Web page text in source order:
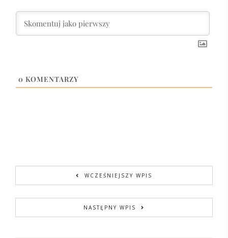
0 KOMENTARZY
WCZEŚNIEJSZY WPIS
NASTĘPNY WPIS